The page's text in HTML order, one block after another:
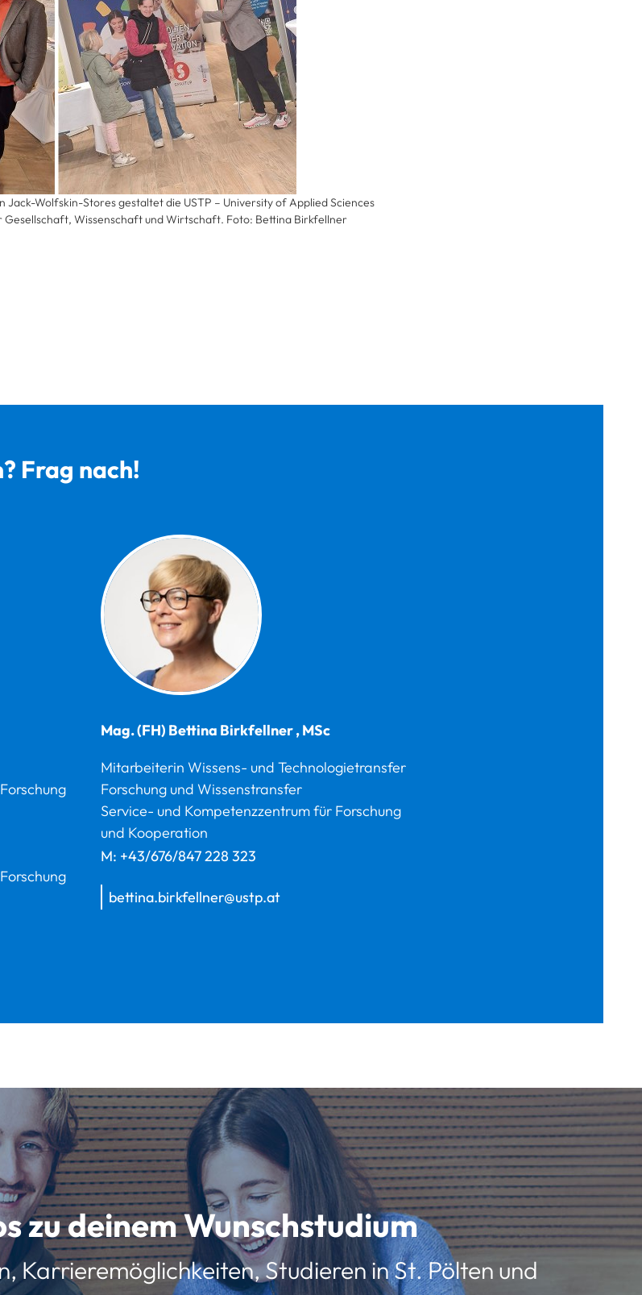
Jack-Wolfskin-Stores gestaltet die USTP – University of Applied Sciences
Gesellschaft, Wissenschaft und Wirtschaft. Foto: Bettina Birkfellner
Frag nach!
Mag. (FH) Bettina Birkfellner,MSc
Mitarbeiterin Wissens- und Technologietransfer
Forschung und Wissenstransfer
Service- und Kompetenzzentrum für Forschung
und Kooperation
M: +43/676/847 228 323
bettina.birkfellner@ustp.at
zu deinem Wunschstudium
Karrieremöglichkeiten, Studieren in St. Pölten und